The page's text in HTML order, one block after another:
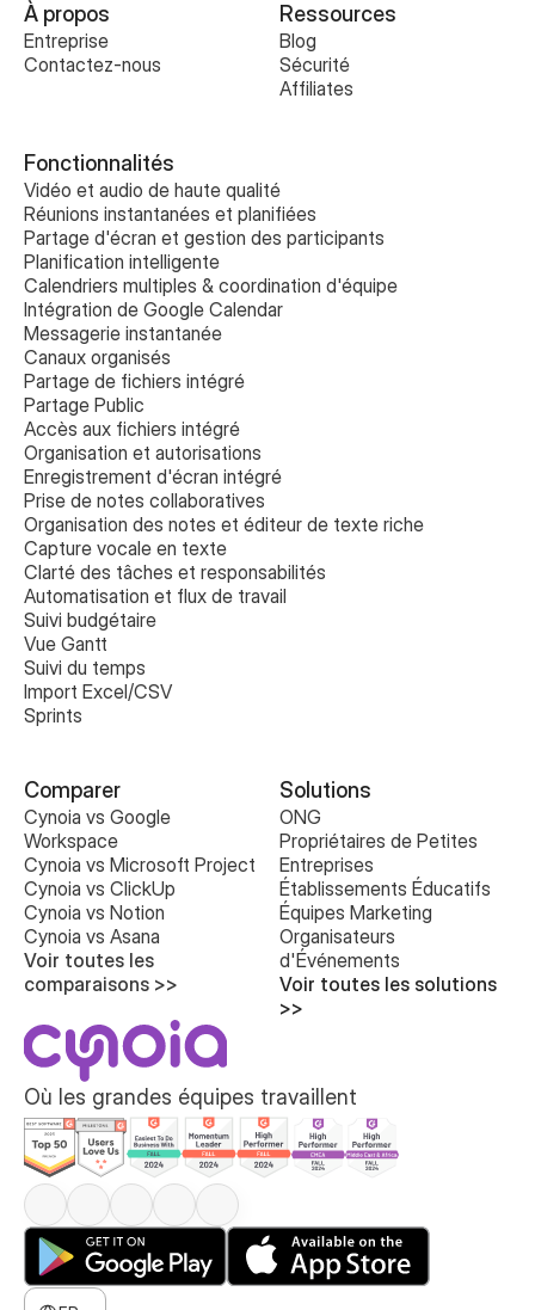
Où les grandes équipes travaillent
Select Language
À propos
Entreprise
Contactez-nous
Ressources
Blog
Sécurité
Affiliates
Fonctionnalités
Vidéo et audio de haute qualité
Réunions instantanées et planifiées
Partage d'écran et gestion des participants
Planification intelligente
Calendriers multiples & coordination d'équipe
Intégration de Google Calendar
Messagerie instantanée
Canaux organisés
Partage de fichiers intégré
Partage Public
Accès aux fichiers intégré
Organisation et autorisations
Enregistrement d'écran intégré
Prise de notes collaboratives
Organisation des notes et éditeur de texte riche
Capture vocale en texte
Clarté des tâches et responsabilités
Automatisation et flux de travail
Suivi budgétaire
Vue Gantt
Suivi du temps
Import Excel/CSV
Sprints
Solutions
ONG
Propriétaires de Petites
Entreprises
Établissements Éducatifs
Équipes Marketing
Organisateurs
d'Événements
Voir toutes les solutions
>>
Comparer
Cynoia vs Google
Workspace
Cynoia vs Microsoft Project
Cynoia vs ClickUp
Cynoia vs Notion
Cynoia vs Asana
Voir toutes les
comparaisons >>